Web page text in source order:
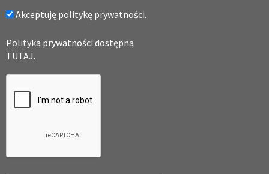
Akceptuję politykę prywatności.
Polityka prywatności dostępna
TUTAJ.